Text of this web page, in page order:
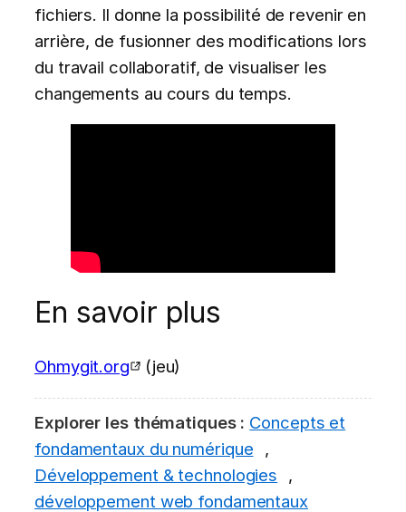
fichiers. Il donne la possibilité de revenir en
arrière, de fusionner des modifications lors
du travail collaboratif, de visualiser les
changements au cours du temps.
En savoir plus
Ohmygit.org (jeu)
Explorer les thématiques : Concepts et
fondamentaux du numérique
,
Développement & technologies
,
développement web fondamentaux